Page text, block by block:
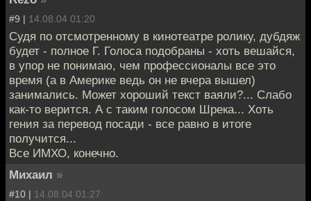
#9 | 14.08.04 01:20
Судя по отсмотренному в кинотеатре ролику, дубдяж
будет - полное Г. Голоса подобраны - хоть вешайся,
в упор не понимаю, чем профессионалы все это
время (а в Америке ведь он не вчера вышел)
занимались. Может хороший текст ваяли?... Слабо
как-то верится. А с таким голосом Шрека... Хоть
гения за перевод посади - все равно в итоге
получится...
Все ИМХО, конечно.
Михаил »
#10 | 14.08.04 01:27